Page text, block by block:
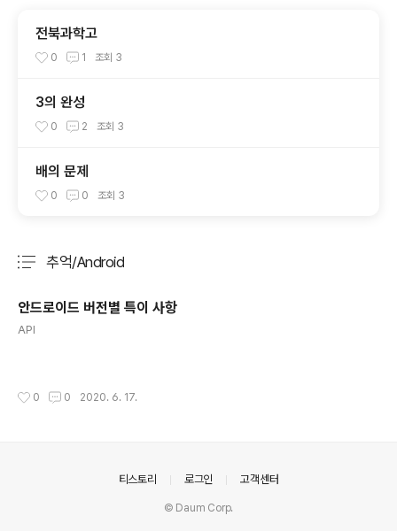
전북과학고
0 1 조회 3
3의 완성
0 2 조회 3
배의 문제
0 0 조회 3
추억/Android
안드로이드 버전별 특이 사항
API
0 0 2020. 6. 17.
티스토리 로그인 고객센터
© Daum Corp.